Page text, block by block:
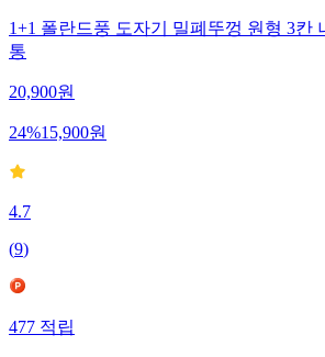
1+1 폴란드풍 도자기 밀폐뚜껑 원형 3칸
통
20,900원
24%15,900원
4.7
(9)
477 적립